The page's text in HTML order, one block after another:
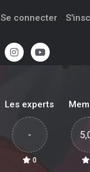
Se connecter
Les experts
-
0